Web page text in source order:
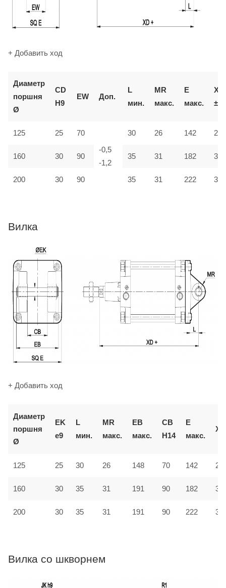
+ Добавить ход
Диаметр
поршня
Ø
CD
H9
EW Доп.
L
мин.
MR
макс.
E
макс.
XD
±2
125 25 70
-0,5
-1,2
30 26 142 275
160 30 90 35 31 182 315
200 30 90 35 31 222 335
Вилка
+ Добавить ход
Диаметр
поршня
Ø
EK
e9
L
мин.
MR
макс.
EB
макс.
CB
H14
E
макс.
125 25 30 26 148 70 142
160 30 35 31 191 90 182
200 30 35 31 191 90 222
Вилка со шкворнем